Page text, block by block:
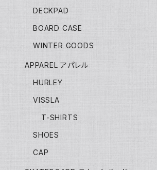
DECKPAD
BOARD CASE
WINTER GOODS
APPAREL アパレル
HURLEY
VISSLA
T-SHIRTS
SHOES
CAP